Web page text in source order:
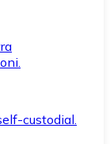
custodial.